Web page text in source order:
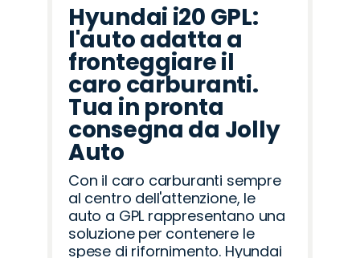
Hyundai i20 GPL:
l'auto adatta a
fronteggiare il
caro carburanti.
Tua in pronta
consegna da Jolly
Auto
Con il caro carburanti sempre
al centro dell'attenzione, le
auto a GPL rappresentano una
soluzione per contenere le
spese di rifornimento. Hyundai